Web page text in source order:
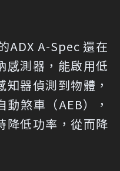
ADX A-Spec 還在
感測器，能啟用低
器偵測到物體，
煞車（AEB），
降低功率，從而降